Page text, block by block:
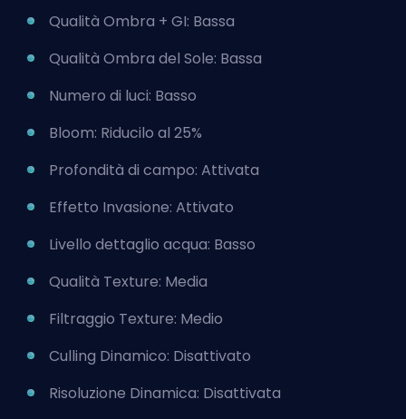
Qualità Ombra + GI: Bassa
Qualità Ombra del Sole: Bassa
Numero di luci: Basso
Bloom: Riducilo al 25%
Profondità di campo: Attivata
Effetto Invasione: Attivato
Livello dettaglio acqua: Basso
Qualità Texture: Media
Filtraggio Texture: Medio
Culling Dinamico: Disattivato
Risoluzione Dinamica: Disattivata